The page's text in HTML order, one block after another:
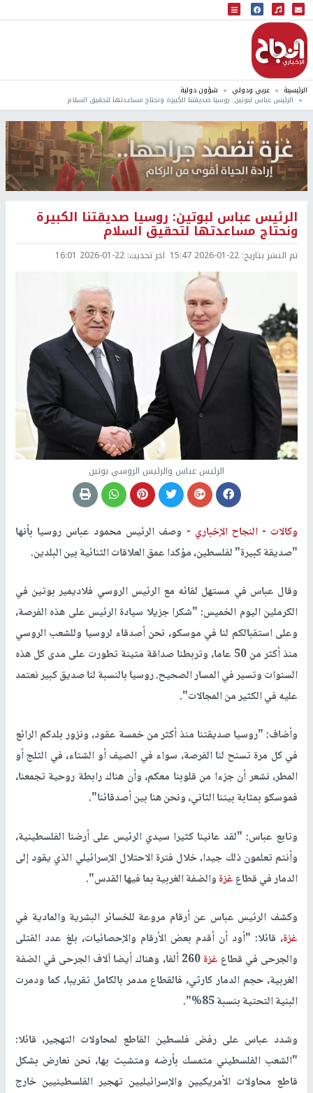
البث المباشر
إذاعة النجاح
الرئيسية عربي ودولي شؤون دولية
الرئيس عباس لبوتين: روسيا صديقتنا الكبيرة ونحتاج مساعدتها لتحقيق السلام
الرئيس عباس لبوتين: روسيا صديقتنا الكبيرة
ونحتاج مساعدتها لتحقيق السلام
تم النشر بتاريخ: 2026-01-22 15:47 اخر تحديث: 2026-01-22 16:01
الرئيس عباس والرئيس الروسي بوتين
وكالات -النجاح الإخباري - وصف الرئيس محمود عباس روسيا بأنها
"صديقة كبيرة" لفلسطين، مؤكدا عمق العلاقات الثنائية بين البلدين.
وقال عباس في مستهل لقائه مع الرئيس الروسي فلاديمير بوتين في
الكرملين اليوم الخميس: "شكرا جزيلا سيادة الرئيس على هذه الفرصة،
وعلى استقبالكم لنا في موسكو، نحن أصدقاء لروسيا وللشعب الروسي
منذ أكثر من 50 عاما، وتربطنا صداقة متينة تطورت على مدى كل هذه
السنوات وتسير في المسار الصحيح. روسيا بالنسبة لنا صديق كبير نعتمد
عليه في الكثير من المجالات".
وأضاف: "روسيا صديقتنا منذ أكثر من خمسة عقود، ونزور بلدكم الرائع
في كل مرة تسنح لنا الفرصة، سواء في الصيف أو الشتاء، في الثلج أو
المطر، نشعر أن جزءا من قلوبنا معكم، وأن هناك رابطة روحية تجمعنا،
فموسكو بمثابة بيتنا الثاني، ونحن هنا بين أصدقائنا".
وتابع عباس: "لقد عانينا كثيرا سيدي الرئيس على أرضنا الفلسطينية،
وأنتم تعلمون ذلك جيدا، خلال فترة الاحتلال الإسرائيلي الذي يقود إلى
الدمار في قطاعغزةوالضفة الغربية بما فيها القدس".
وكشف الرئيس عباس عن أرقام مروعة للخسائر البشرية والمادية في
غزة، قائلا: "أود أن أقدم بعض الأرقام والإحصائيات، بلغ عدد القتلى
والجرحى في قطاع غزة
260 ألفا، وهناك أيضا آلاف الجرحى في الضفة
الغربية، حجم الدمار كارثي، فالقطاع مدمر بالكامل تقريبا، كما ودمرت
البنية التحتية بنسبة 85%".
وشدد عباس على رفض فلسطين القاطع لمحاولات التهجير، قائلا:
"الشعب الفلسطيني متمسك بأرضه ومتشبث بها، نحن نعارض بشكل
قاطع محاولات الأمريكيين والإسرائيليين تهجير الفلسطينيين خارج